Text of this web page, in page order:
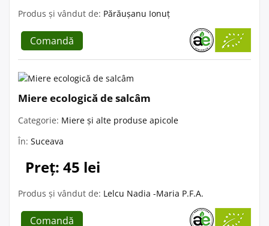
Produs și vândut de: Părăușanu Ionuț
Comandă
Miere ecologică de salcâm
Categorie: Miere și alte produse apicole
În: Suceava
Preț: 45 lei
Produs și vândut de: Lelcu Nadia -Maria P.F.A.
Comandă